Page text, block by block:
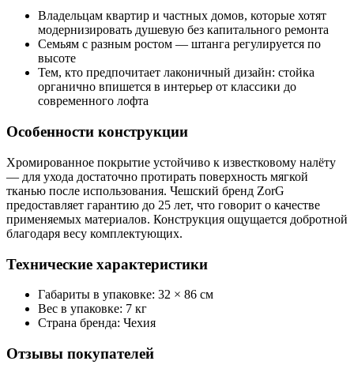
Владельцам квартир и частных домов, которые хотят
модернизировать душевую без капитального ремонта
Семьям с разным ростом — штанга регулируется по
высоте
Тем, кто предпочитает лаконичный дизайн: стойка
органично впишется в интерьер от классики до
современного лофта
Особенности конструкции
Хромированное покрытие устойчиво к известковому налёту
— для ухода достаточно протирать поверхность мягкой
тканью после использования. Чешский бренд ZorG
предоставляет гарантию до 25 лет, что говорит о качестве
применяемых материалов. Конструкция ощущается добротной
благодаря весу комплектующих.
Технические характеристики
Габариты в упаковке: 32 × 86 см
Вес в упаковке: 7 кг
Страна бренда: Чехия
Отзывы покупателей